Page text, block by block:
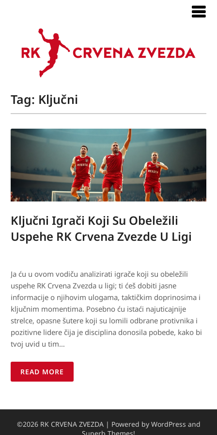
Tag: Ključni
Ključni Igrači Koji Su Obeležili
Uspehe RK Crvena Zvezde U Ligi
Ja ću u ovom vodiču analizirati igrače koji su obeležili
uspehe RK Crvena Zvezda u ligi; ti ćeš dobiti jasne
informacije o njihovim ulogama, taktičkim doprinosima i
ključnim momentima. Posebno ću istaći najuticajnije
strelce, opasne šutere koji su lomili odbrane protivnika i
pozitivne lidere čija je disciplina donosila pobede, kako bi
tvoj uvid u tim…
READ MORE
©2026 RK CRVENA ZVEZDA | Powered by WordPress and